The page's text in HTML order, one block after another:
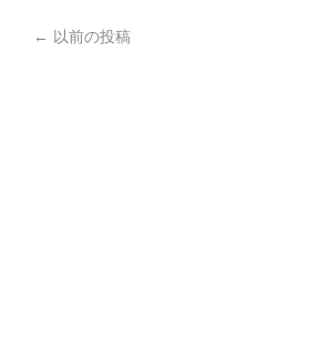
← 以前の投稿